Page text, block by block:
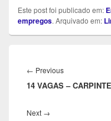
Este post foi publicado em:
empregos. Arquivado em:
de
Post
← PreviousPrevious
post:
14 VAGAS –
Next →